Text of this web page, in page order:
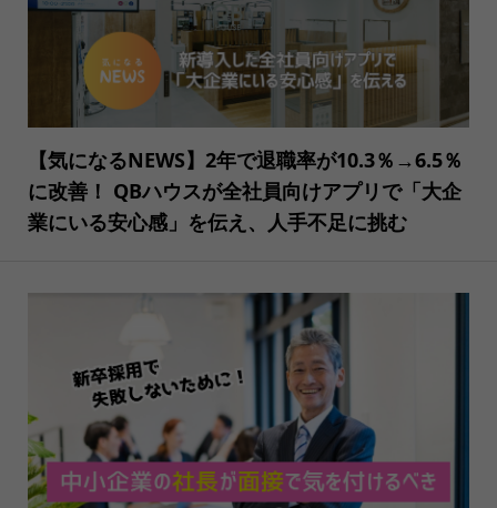
【気になるNEWS】2年で退職率が10.3％→6.5％
に改善！ QBハウスが全社員向けアプリで「大企
業にいる安心感」を伝え、人手不足に挑む